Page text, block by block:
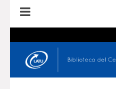
En el catálogo